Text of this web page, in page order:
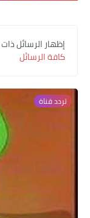
‏إظهار الرسائل
كافة الرسائل
تردد قناة